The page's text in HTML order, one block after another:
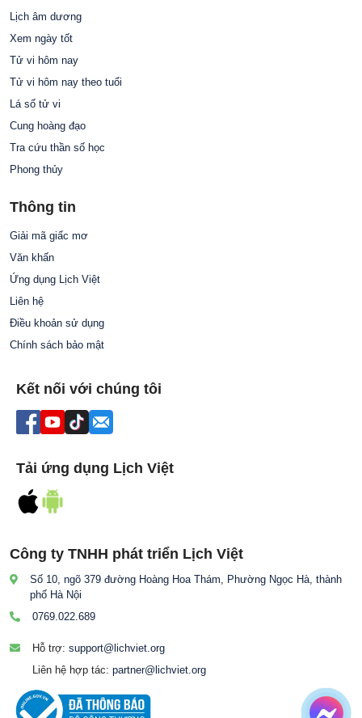
Công ty TNHH phát triển Lịch Việt
Số 10, ngõ 379 đường Hoàng Hoa Thám, Phường Ngọc Hà, thành
phố Hà Nội
0769.022.689
Hỗ trợ: support@lichviet.org
Liên hệ hợp tác: partner@lichviet.org
Lịch âm dương
Xem ngày tốt
Tử vi hôm nay
Tử vi hôm nay theo tuổi
Lá số tử vi
Cung hoàng đạo
Tra cứu thần số học
Phong thủy
Thông tin
Giải mã giấc mơ
Văn khấn
Ứng dụng Lịch Việt
Liên hệ
Điều khoản sử dụng
Chính sách bảo mật
Kết nối với chúng tôi
Tải ứng dụng Lịch Việt